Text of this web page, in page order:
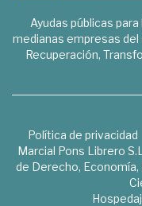
Ayudas públicas
medianas empresas
Recuperación,
Política de privacidad
Marcial Pons Librero
de Derecho,